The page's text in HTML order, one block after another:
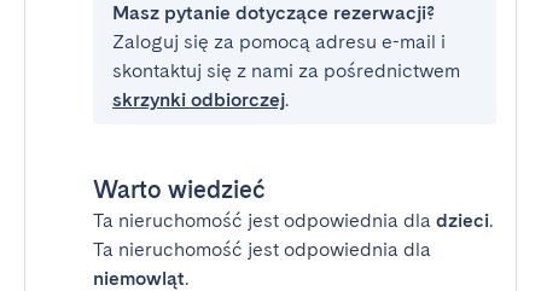
Masz pytanie dotyczące rezerwacji?
Zaloguj się za pomocą adresu e-mail i
skontaktuj się z nami za pośrednictwem
skrzynki odbiorczej.
Warto wiedzieć
Ta nieruchomość jest odpowiednia dla dzieci.
Ta nieruchomość jest odpowiednia dla
niemowląt.